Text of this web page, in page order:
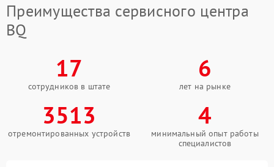
Преимущества сервисного центра
BQ
17
сотрудников в штате
6
лет на рынке
3513
отремонтированных устройств
4
минимальный опыт работы
специалистов